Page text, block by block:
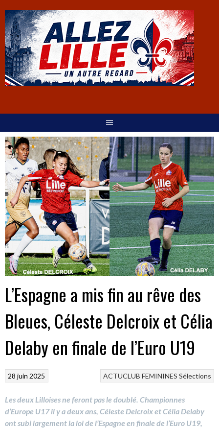
L’Espagne a mis fin au rêve des
Bleues, Céleste Delcroix et Célia
Delaby en finale de l’Euro U19
ACTUCLUB FEMININES Sélections
28 juin 2025
Les deux Lilloises ne feront pas le doublé. Championnes
d’Europe U17 il y a deux ans, Céleste Delcroix et Célia Delaby
ont subi largement la loi de l’Espagne en finale de l’Euro U19,